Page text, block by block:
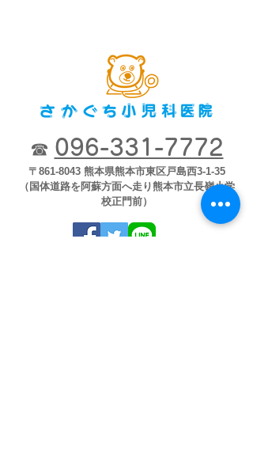
☎ 096-331-7772
〒861-8043 熊本県熊本市東区戸島西3-1-35
（国体道路を阿蘇方面へ走り熊本市立長嶺小学
校正門前）